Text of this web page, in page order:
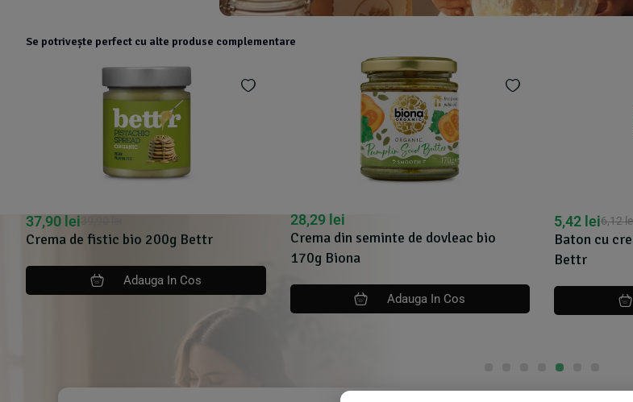
Se potrivește perfect cu alte produse complementare
Crema de fistic bio 200g Bettr
37,90 lei
Adauga In Cos
Crema din seminte de dovleac bio
170g Biona
28,29 lei
Adauga In Cos
Baton cu
Bettr
6,12
5,42 lei